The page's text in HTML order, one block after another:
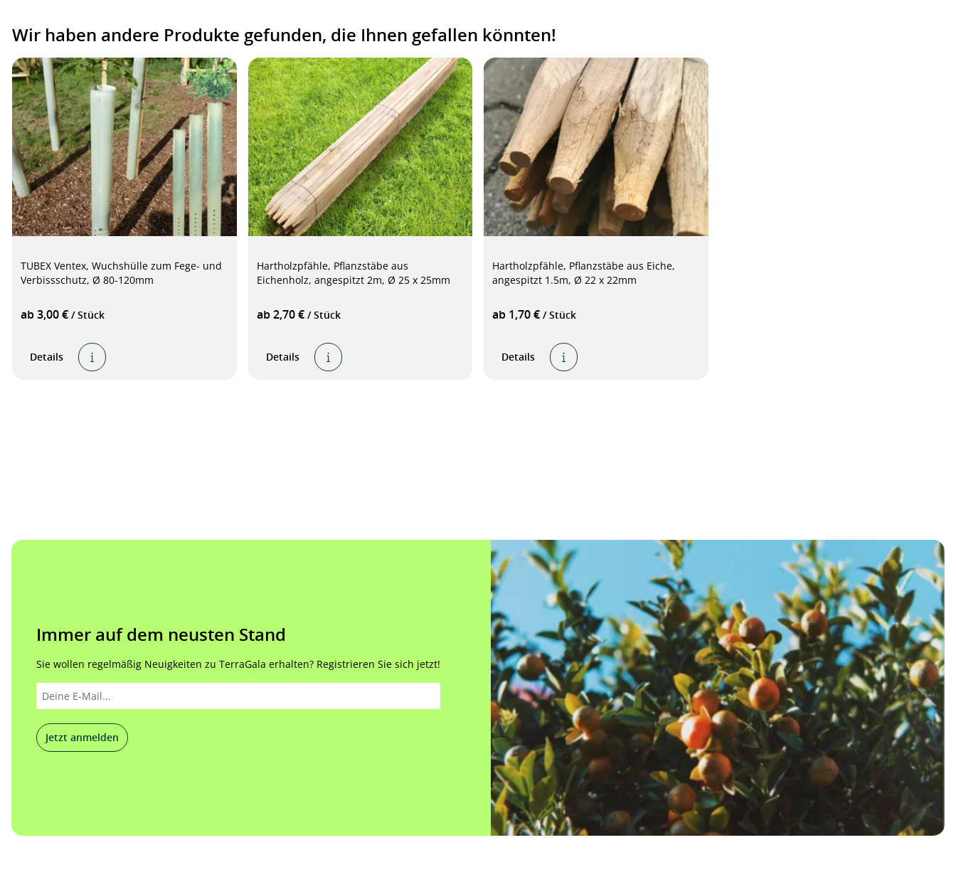
Wir haben andere Produkte gefunden, die Ihnen gefallen könnten!
TUBEX Ventex, Wuchshülle zum Fege- und
Verbissschutz, Ø 80-120mm
ab 3,00 € / Stück
Details
Hartholzpfähle, Pflanzstäbe aus
Eichenholz, angespitzt 2m, Ø 25 x 25mm
ab 2,70 € / Stück
Details
Hartholzpfähle, Pflanzstäbe aus Eiche,
angespitzt 1.5m, Ø 22 x 22mm
ab 1,70 € / Stück
Details
Immer auf dem neusten Stand
Sie wollen regelmäßig Neuigkeiten zu TerraGala erhalten? Registrieren Sie sich jetzt!
Jetzt anmelden